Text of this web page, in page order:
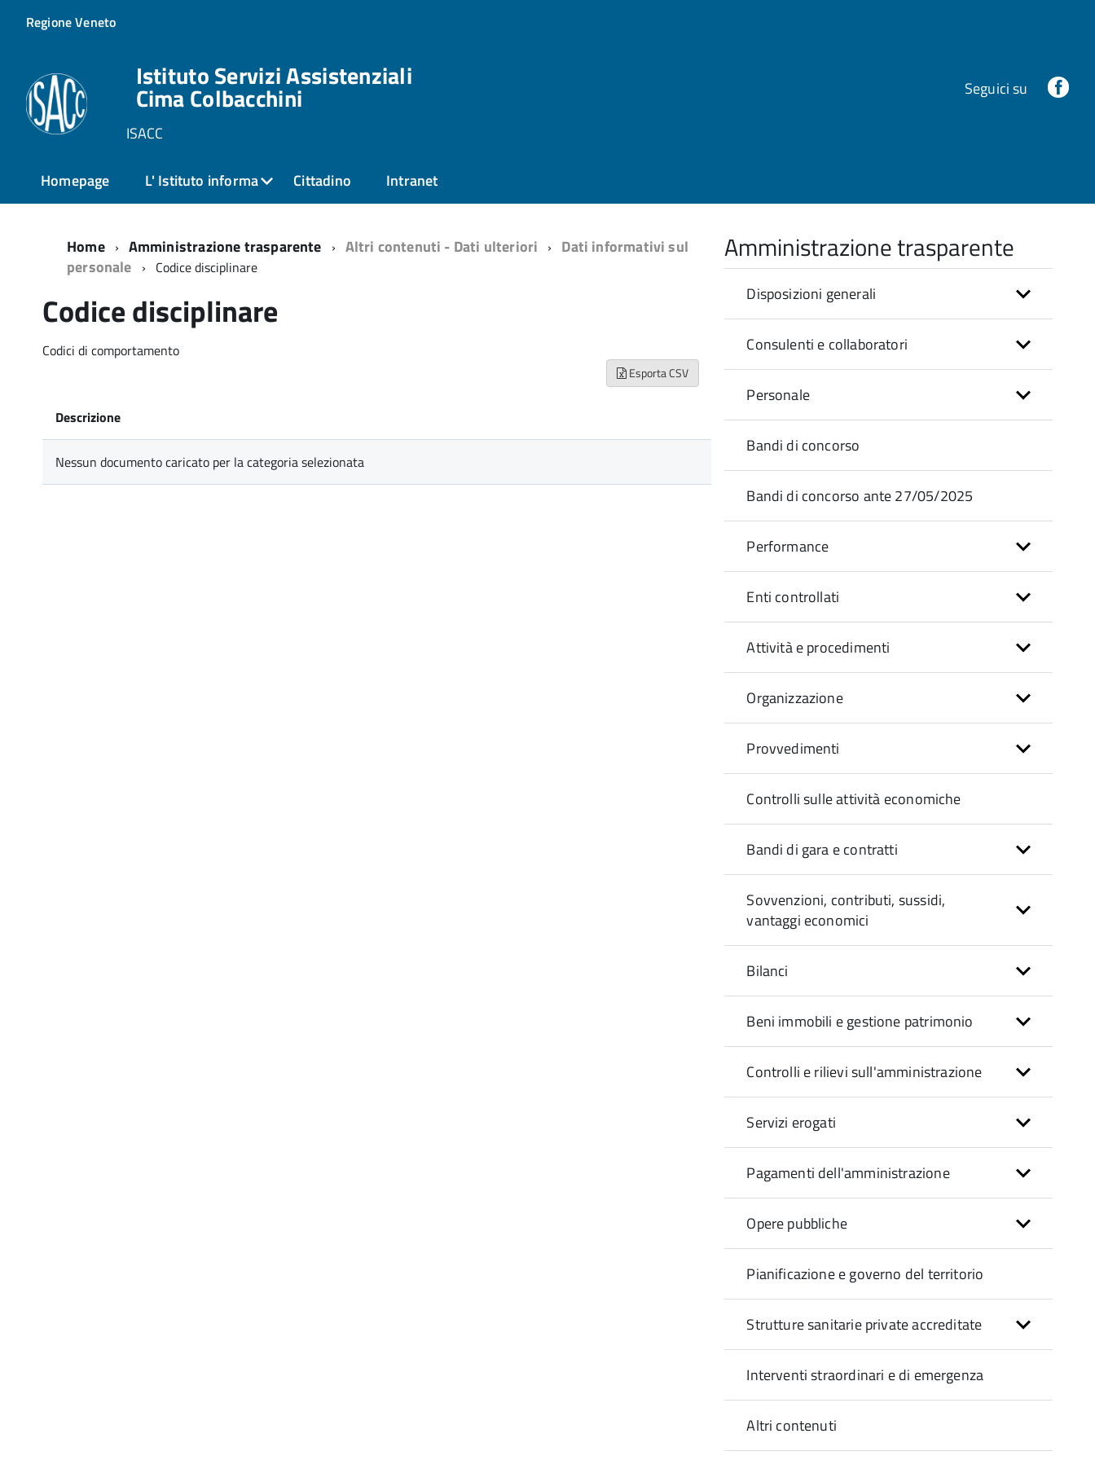
Regione Veneto
Istituto Servizi Assistenziali
Cima Colbacchini
ISACC
Seguici su
Homepage L' Istituto informa Cittadino Intranet
Home Amministrazione trasparente Altri contenuti - Dati ulteriori
Dati informativi sul
personale
Codice disciplinare
Codice disciplinare
Codici di comportamento
Esporta CSV
Descrizione
Nessun documento caricato per la categoria selezionata
Amministrazione trasparente
Disposizioni generali
Consulenti e collaboratori
Personale
Bandi di concorso
Bandi di concorso ante 27/05/2025
Performance
Enti controllati
Attività e procedimenti
Organizzazione
Provvedimenti
Controlli sulle attività economiche
Bandi di gara e contratti
Sovvenzioni, contributi, sussidi,
vantaggi economici
Bilanci
Beni immobili e gestione patrimonio
Controlli e rilievi sull'amministrazione
Servizi erogati
Pagamenti dell'amministrazione
Opere pubbliche
Pianificazione e governo del territorio
Strutture sanitarie private accreditate
Interventi straordinari e di emergenza
Altri contenuti